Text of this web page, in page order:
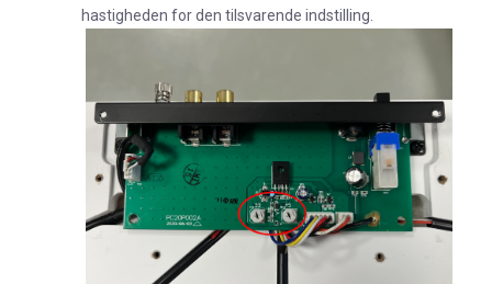
hastigheden for den tilsvarende indstilling.